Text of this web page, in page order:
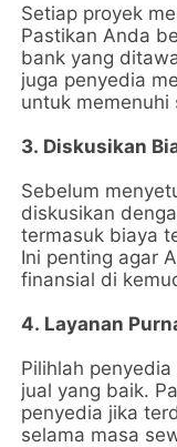
Setiap proyek
Pastikan Anda
bank yang
juga penyedia
untuk
3. Diskusikan
Sebelum
diskusikan
termasuk biaya
Ini penting agar
finansial di
4. Layanan
Pilihlah
jual yang baik.
penyedia jika
selama masa